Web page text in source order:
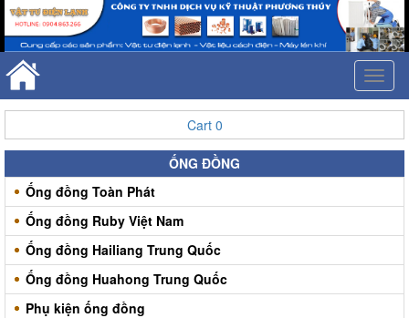
Cart 0
ỐNG ĐỒNG
Ống đồng Toàn Phát
Ống đồng Ruby Việt Nam
Ống đồng Hailiang Trung Quốc
Ống đồng Huahong Trung Quốc
Phụ kiện ống đồng